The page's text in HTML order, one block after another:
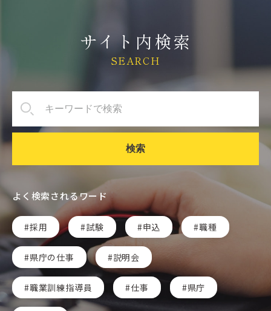
サイト内検索
SEARCH
検索
よく検索されるワード
採用 試験 申込 職種
県庁の仕事 説明会
職業訓練指導員 仕事 県庁